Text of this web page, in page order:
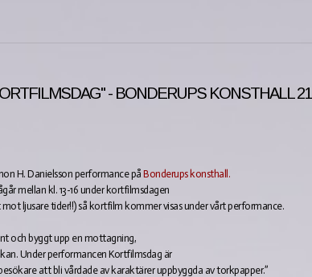
- BONDERUPS KONSTHALL 21
H. Danielsson performance på Bonderups konsthall.
mellan kl. 13-16 under kortfilmsdagen
ljusare tider!!) så kortfilm kommer visas under vårt performance.
och byggt upp en mottagning,
Under performancen Kortfilmsdag är
att bli vårdade av karaktärer uppbyggda av torkpapper.”